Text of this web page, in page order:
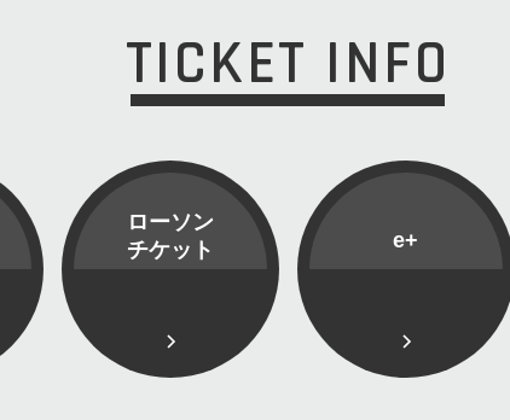
TICKET INFO
ローソン
チケット
e+